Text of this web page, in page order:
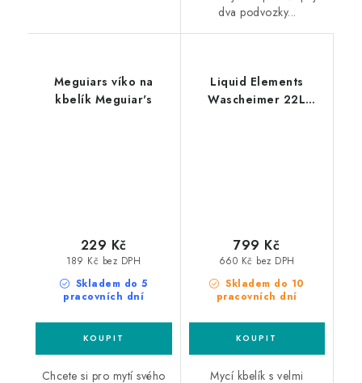
dva podvozky...
Meguiars víko na
kbelík Meguiar's
Skladem do 5
pracovních dní
189 Kč bez DPH
229 Kč
Chcete si pro mytí svého
Liquid Elements
Wascheimer 22L
Skladem do 10
pracovních dní
660 Kč bez DPH
799 Kč
Mycí kbelík s velmi